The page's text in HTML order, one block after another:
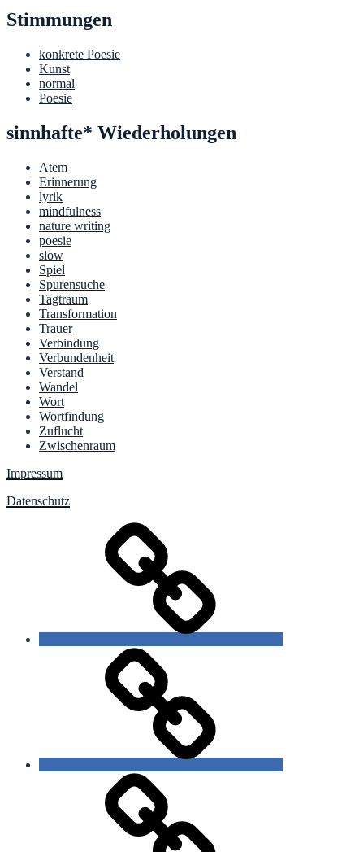
Stimmungen
konkrete Poesie
Kunst
normal
Poesie
sinnhafte* Wiederholungen
Atem
Erinnerung
lyrik
mindfulness
nature writing
poesie
slow
Spiel
Spurensuche
Tagtraum
Transformation
Trauer
Verbindung
Verbundenheit
Verstand
Wandel
Wort
Wortfindung
Zuflucht
Zwischenraum
Impressum
Datenschutz